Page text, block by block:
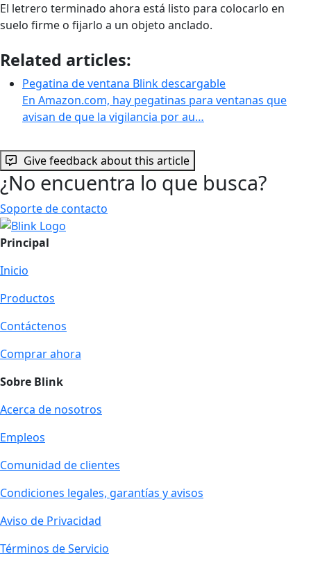
El letrero terminado ahora está listo para colocarlo en
suelo firme o fijarlo a un objeto anclado.
Related articles:
Pegatina de ventana Blink descargable
En Amazon.com, hay pegatinas para ventanas que
avisan de que la vigilancia por au…
Give feedback about this article
¿No encuentra lo que busca?
Soporte de contacto
Principal
Inicio
Productos
Contáctenos
Comprar ahora
Sobre Blink
Acerca de nosotros
Empleos
Comunidad de clientes
Condiciones legales, garantías y avisos
Aviso de Privacidad
Términos de Servicio